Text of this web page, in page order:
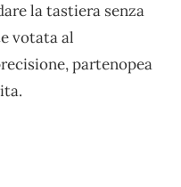
la tastiera senza
votata al
partenopea